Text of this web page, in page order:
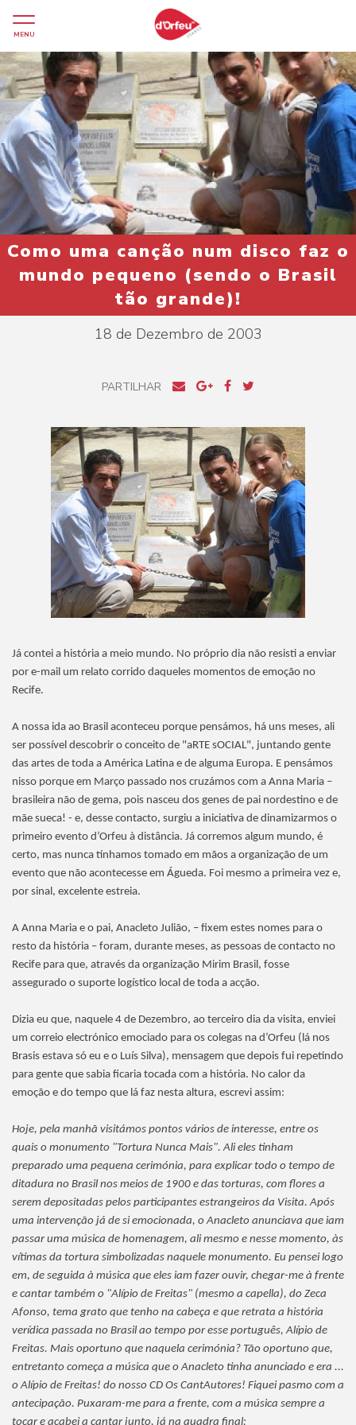
MENU
Como uma canção num disco faz o
mundo pequeno (sendo o Brasil
tão grande)!
18 de Dezembro de 2003
PARTILHAR
Já contei a história a meio mundo. No próprio dia não resisti a enviar
por e-mail um relato corrido daqueles momentos de emoção no
Recife.
A nossa ida ao Brasil aconteceu porque pensámos, há uns meses, ali
ser possível descobrir o conceito de "aRTE sOCIAL", juntando gente
das artes de toda a América Latina e de alguma Europa. E pensámos
nisso porque em Março passado nos cruzámos com a Anna Maria –
brasileira não de gema, pois nasceu dos genes de pai nordestino e de
mãe sueca! - e, desse contacto, surgiu a iniciativa de dinamizarmos o
primeiro evento d’Orfeu à distância. Já corremos algum mundo, é
certo, mas nunca tínhamos tomado em mãos a organização de um
evento que não acontecesse em Águeda. Foi mesmo a primeira vez e,
por sinal, excelente estreia.
A Anna Maria e o pai, Anacleto Julião, – fixem estes nomes para o
resto da história – foram, durante meses, as pessoas de contacto no
Recife para que, através da organização Mirim Brasil, fosse
assegurado o suporte logístico local de toda a acção.
Dizia eu que, naquele 4 de Dezembro, ao terceiro dia da visita, enviei
um correio electrónico emociado para os colegas na d’Orfeu (lá nos
Brasis estava só eu e o Luís Silva), mensagem que depois fui repetindo
para gente que sabia ficaria tocada com a história. No calor da
emoção e do tempo que lá faz nesta altura, escrevi assim:
Hoje, pela manhã visitámos pontos vários de interesse, entre os
quais o monumento "Tortura Nunca Mais". Ali eles tinham
preparado uma pequena cerimónia, para explicar todo o tempo de
ditadura no Brasil nos meios de 1900 e das torturas, com flores a
serem depositadas pelos participantes estrangeiros da Visita. Após
uma intervenção já de si emocionada, o Anacleto anunciava que iam
passar uma música de homenagem, ali mesmo e nesse momento, às
vítimas da tortura simbolizadas naquele monumento. Eu pensei logo
em, de seguida à música que eles iam fazer ouvir, chegar-me à frente
e cantar também o "Alípio de Freitas" (mesmo a capella), do Zeca
Afonso, tema grato que tenho na cabeça e que retrata a história
verídica passada no Brasil ao tempo por esse português, Alípio de
Freitas. Mais oportuno que naquela cerimónia? Tão oportuno que,
entretanto começa a música que o Anacleto tinha anunciado e era ...
o Alípio de Freitas! do nosso CD Os CantAutores! Fiquei pasmo com a
antecipação. Puxaram-me para a frente, com a música sempre a
tocar e acabei a cantar junto, já na quadra final: